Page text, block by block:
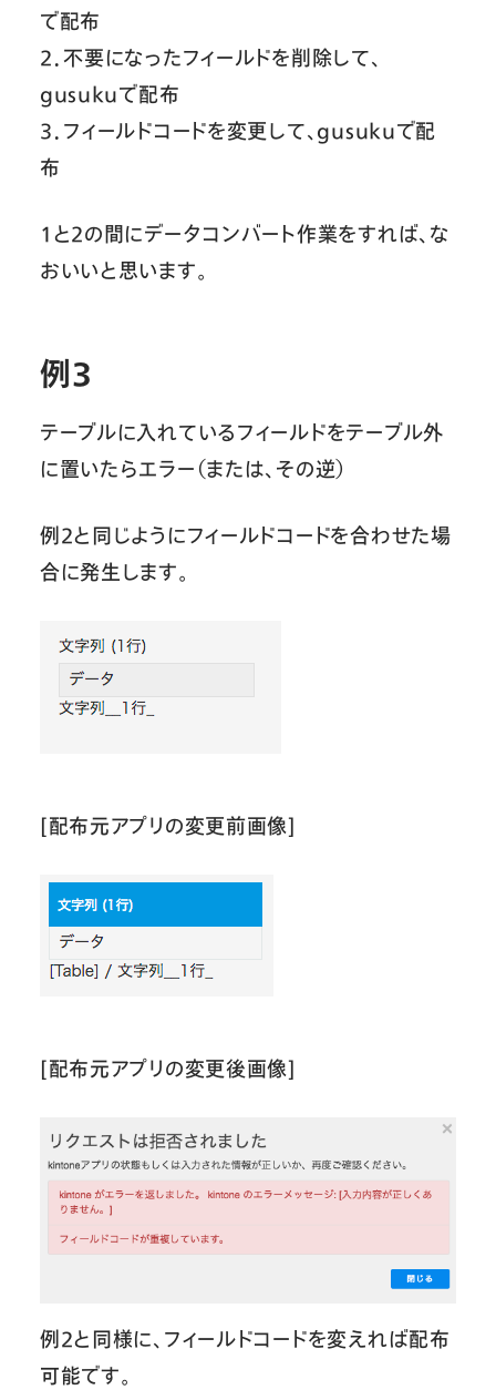
で配布
２．不要になったフィールドを削除して、
gusukuで配布
３．フィールドコードを変更して、gusukuで配
布
１と２の間にデータコンバート作業をすれば、な
おいいと思います。
例３
テーブルに入れているフィールドをテーブル外
に置いたらエラー（または、その逆）
例２と同じようにフィールドコードを合わせた場
合に発生します。
[配布元アプリの変更前画像]
[配布元アプリの変更後画像]
例２と同様に、フィールドコードを変えれば配布
可能です。